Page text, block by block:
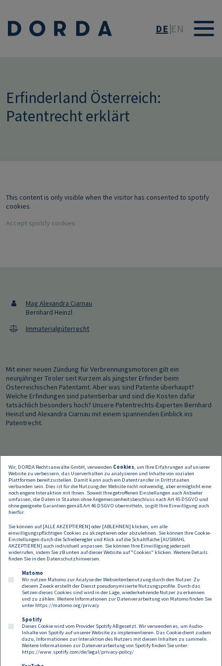
DE EN
Erfinderland Österreich:
Patentrecht erklärt
This content is only visible when the visitor has consented to spotify
cookies.
Accept spotify cookies
Mag Alexandra Ciarnau
Bernhard Heinzl
Immaterialgüterrecht
Mit einer neuen Zündung für Verbrennungsmotoren gilt ein
neunjähriger Tiroler seit Kurzem als jüngster Erfinder beim
Österreichischen Patentamt. Aber was sind Patente überhaupt?
Welche Erfindungen sind patentierbar und sind die Kosten dafür
tatsächlich besonders hoch? Unsere Patentrechts-Experten Bernhard
Heinzl und Alexandra Ciarnau mit einem spannenden Einblick ins
Patentrecht.
Footer
Kontakt Datenschutz
Impressum
Compliance
Cookies
Wir, DORDA Rechtsanwälte GmbH, verwenden Cookies, um Ihre Erfahrungen auf unserer
Website zu verbessern, das Userverhalten zu analysieren und Inhalte von sozialen
Plattformen bereitzustellen. Damit kann auch ein Datentransfer in Drittstaaten
verbunden sein. Dies ist für die Nutzung der Website nicht notwendig, aber ermöglicht eine
noch engere Interaktion mit Ihnen. Soweit Ihre getroffenen Einstellungen auch Anbieter
umfassen, die Daten in Staaten ohne Angemessenheitsbeschluss nach Art 45 DSGVO und
ohne geeignete Garantien gemäß Art 46 DSGVO übermitteln, so gilt Ihre Einwilligung auch
hierfür.
Sie können auf [ALLE AKZEPTIEREN] oder [ABLEHNEN] klicken, um alle
einwilligungspflichtigen Cookies zu akzeptieren oder abzulehnen. Sie können Ihre Cookie-
Einstellungen durch die Schieberegler und Klick auf die Schaltfläche [AUSWAHL
AKZEPTIEREN] auch individuell anpassen. Sie können Ihre Einwilligung jederzeit
widerrufen, indem Sie zB unten auf dieser Website auf "Cookies" klicken. Weitere Details
finden Sie in den Datenschutzhinweisen.
Matomo
Wir nutzen Matomo zur Analyse der Webseitenbenutzung durch den Nutzer. Zu
diesem Zweck erstellt der Dienst pseudonymisierte Nutzungsprofile. Durch das
Setzen dieses Cookies sind wird in der Lage, wiederkehrende Nutzer zu erkennen
und zu zählen. Weitere Informationen zur Datenverarbeitung von Matomo finden Sie
unter https://matomo.org/privacy
Spotify
Dieses Cookie wird vom Provider Spotify AB gesetzt. Wir verwenden es, um Audio-
Inhalte von Spotify auf unserer Website zu implementieren. Das Cookie dient zudem
dazu, Informationen zur Interaktion des Nutzers mit diesen Inhalten zu sammeln.
Weitere Informationen zur Datenverarbeitung von Spotify finden Sie unter:
https://www.spotify.com/de/legal/privacy-policy/